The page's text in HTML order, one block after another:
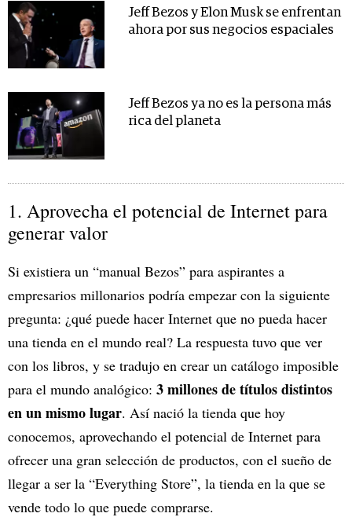
Jeff Bezos y Elon Musk se enfrentan
ahora por sus negocios espaciales
Jeff Bezos ya no es la persona más
rica del planeta
1. Aprovecha el potencial de Internet para
generar valor
Si existiera un “manual Bezos” para aspirantes a
empresarios millonarios podría empezar con la siguiente
pregunta: ¿qué puede hacer Internet que no pueda hacer
una tienda en el mundo real? La respuesta tuvo que ver
con los libros, y se tradujo en crear un catálogo imposible
para el mundo analógico: 3 millones de títulos distintos
en un mismo lugar. Así nació la tienda que hoy
conocemos, aprovechando el potencial de Internet para
ofrecer una gran selección de productos, con el sueño de
llegar a ser la “Everything Store”, la tienda en la que se
vende todo lo que puede comprarse.